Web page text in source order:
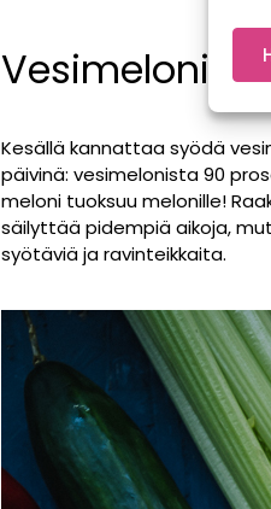
Vesimeloni –
Kesällä kannattaa syödä
päivinä: vesimelonista 90
meloni tuoksuu melonille!
säilyttää pidempiä aikoja,
syötäviä ja ravinteikkaita.